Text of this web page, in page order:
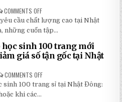
KHI
LẮP
ĐẶT
BỀN
ĐÁNG
ĐẦU
NHẤT
2026
COMMENTS OFF
CHỈ
24H
ĐỂ
HOÀN
VỞ
IN
HÌNH
YÊU
CHẤT
LƯỢNG
cầu chất lượng cao tại Nhật
những cuốn tập...
học sinh 100 trang mới
giá số tận gốc tại Nhật
COMMENTS OFF
BẢNG
GIÁ
sinh 100 trang sỉ tại Nhật Đông:
khi các...